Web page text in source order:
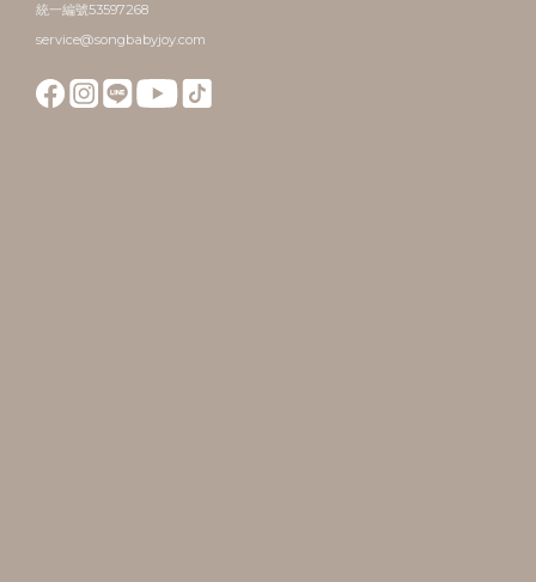
統一編號53597268
service@songbabyjoy.com